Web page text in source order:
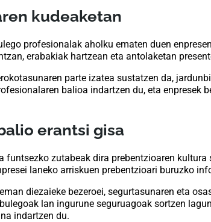
kudeaketan
profesionalak aholku ematen duen
erabakiak hartzean eta antolaketan
parte izatea sustatzen da,
balioa indartzen du, eta enpresek
erantsi gisa
zutabeak dira prebentzioaren
laneko arriskuen prebentzioari buruzko
diezaieke bezeroei, segurtasunaren eta
lan ingurune seguruagoak sortzen
indartzen du.